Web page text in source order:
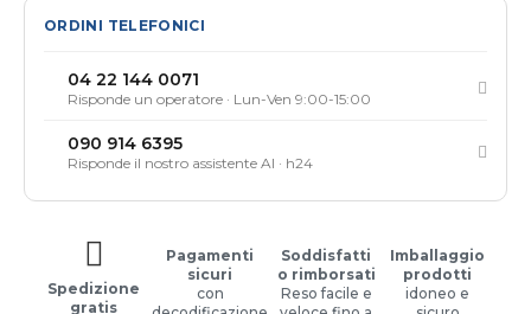
ORDINI TELEFONICI
04 22 144 0071
Risponde un operatore · Lun-Ven 9:00-15:00
090 914 6395
Risponde il nostro assistente AI · h24
Spedizione
gratis
Pagamenti
sicuri
con
Soddisfatti
o rimborsati
Reso facile e
Imballaggio
prodotti
idoneo e